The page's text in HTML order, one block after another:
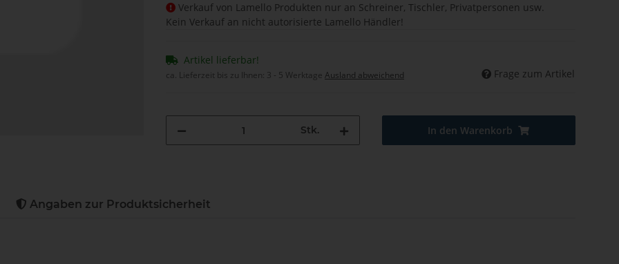
Verkauf von Lamello Produkten nur an Schreiner, Tischler, Privatpersonen usw.
Kein Verkauf an nicht autorisierte Lamello Händler!
Artikel lieferbar!
ca. Lieferzeit bis zu Ihnen: 3 - 5 Werktage Ausland abweichend Frage zum Artikel
Stk. In den Warenkorb
Angaben zur Produktsicherheit